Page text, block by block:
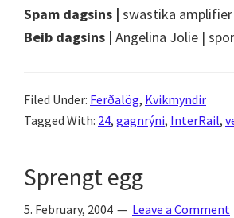
Spam dagsins | swastika amplifier
Beib dagsins | Angelina Jolie |
Filed Under: Ferðalög, Kvikmyndir
Tagged With: 24, gagnrýni, InterRail,
Sprengt egg
5. February, 2004 Leave a Comment